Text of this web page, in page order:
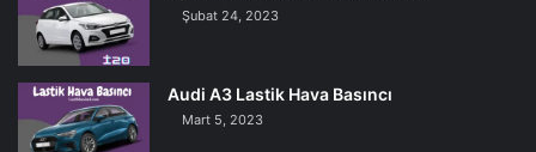
Şubat 24, 2023
Audi A3 Lastik Hava Basıncı
Mart 5, 2023